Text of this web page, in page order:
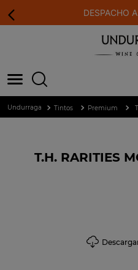
DESPACHO
Tintos Premium
T.H. RARITIES